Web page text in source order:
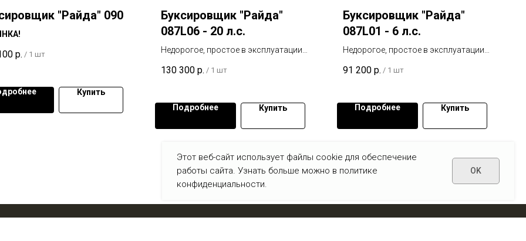
"Райда" 090
р. / 1 шт
Купить
Буксировщик "Райда"
087L06 - 20 л.с.
Недорогое, простое в эксплуатации,
средство.
130 300 р. / 1 шт
Подробнее Купить
Буксировщик "Райда"
087L01 - 6 л.с.
Недорогое, простое в эксплуатации,
средство.
91 200 р. / 1 шт
Подробнее Купить
Этот веб-сайт использует файлы cookie для обеспечение
работы сайта. Узнать больше можно в политике
конфиденциальности.
OK